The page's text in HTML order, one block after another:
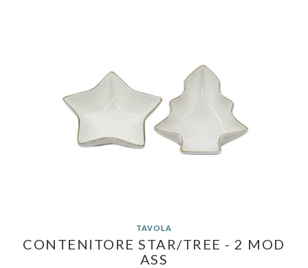
TAVOLA
CONTENITORE STAR/TREE - 2 MOD
ASS